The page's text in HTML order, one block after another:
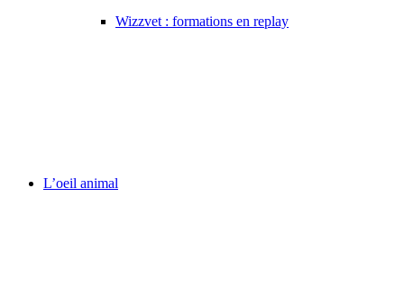
Wizzvet : formations en replay
L’oeil animal